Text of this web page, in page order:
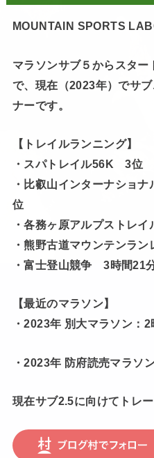
MOUNTAIN SPORTS
マラソンサブ５からスタ
で、現在（2023年）でサ
ナーです。
【トレイルランニング】
・スパトレイル56K 3位
・比叡山インターナショ
位
・各務ヶ原アルプストレ
・熊野古道マウンテンラ
・富士登山競争 3時間21
【最近のマラソン】
・2023年 別大マラソン：
・2023年 防府読売マラソ
現在サブ2.5に向けてトレ